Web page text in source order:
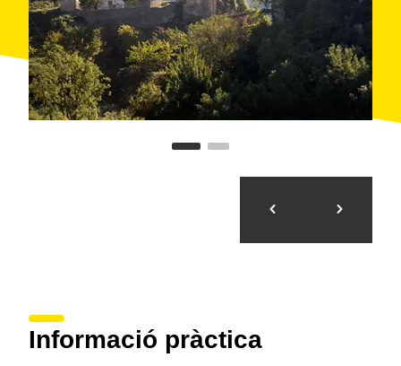
Informació pràctica